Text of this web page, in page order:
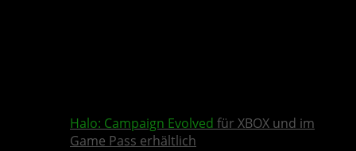
Halo: Campaign Evolved für XBOX und im
Game Pass erhältlich